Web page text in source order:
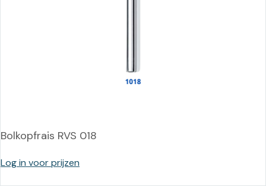
Bolkopfrais RVS 018
Log in voor prijzen